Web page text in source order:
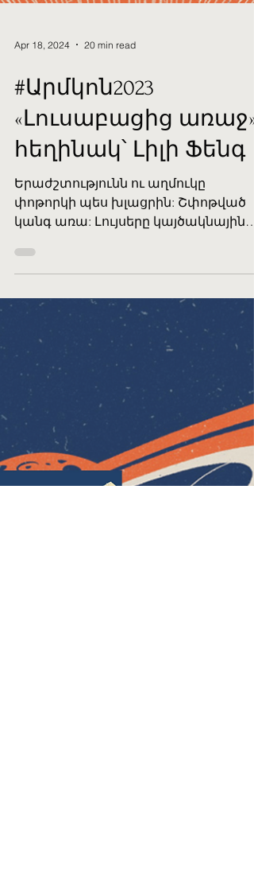
Apr 18, 2024
#Արմկոն2023
«Լուսաբացից առաջ»,
հեղինակ՝ Լիլի Ֆենգ
Երաժշտությունն ու աղմուկը
փոթորկի պես խլացրին: Շփոթված
կանգ առա: Լույսերը կայծակնային
արագությամբ փոխվում էին՝
կապույտ, կանաչ, դեղին … Մի քանի
րոպե անց աչքերս հարմարվեցին